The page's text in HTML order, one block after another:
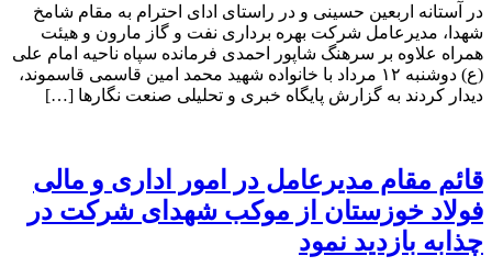
در آستانه اربعین حسینی و در راستای ادای احترام به مقام شامخ
شهدا، مدیرعامل شرکت بهره برداری نفت و گاز مارون و هیئت
همراه علاوه بر سرهنگ شاپور احمدی فرمانده سپاه ناحیه امام علی
(ع) دوشنبه ۱۲ مرداد با خانواده شهید محمد امین قاسمی قاسموند،
دیدار کردند به گزارش پایگاه خبری و تحلیلی صنعت نگارها […]
قائم مقام مدیرعامل در امور اداری و مالی
فولاد خوزستان از موکب شهدای شرکت در
چذابه بازدید نمود